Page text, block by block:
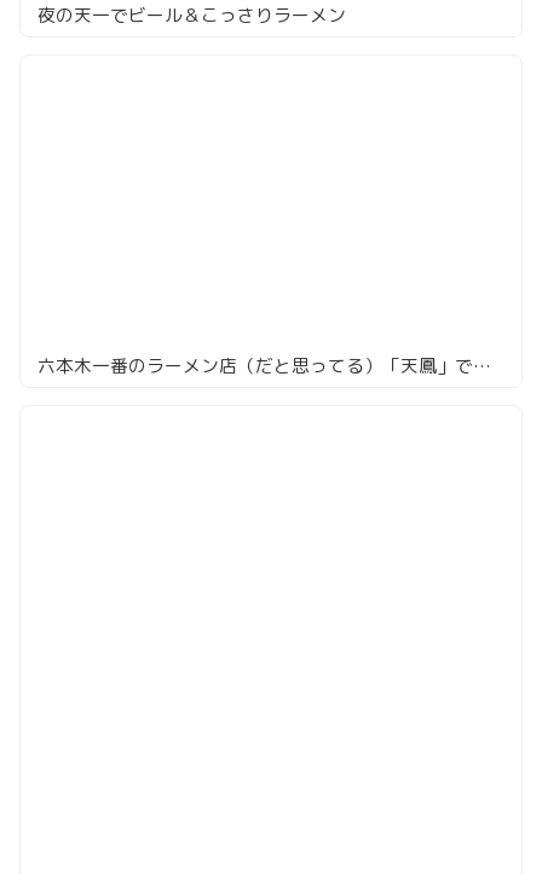
夜の天一でビール＆こっさりラーメン
六本木一番のラーメン店（だと思ってる）「天鳳」で味噌ラーメンを頼んでみた